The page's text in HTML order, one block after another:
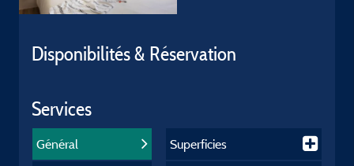
Disponibilités & Réservation
Services
Général Superficies